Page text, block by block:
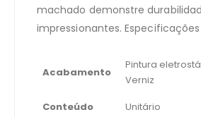
machado demonstre
impressionantes. Especificações
Acabamento
Pintura
Verniz
Conteúdo
Unitário